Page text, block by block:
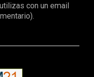
con un email